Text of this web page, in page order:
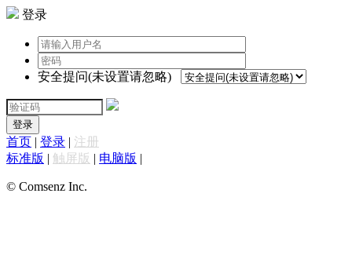
登录
安全提问(未设置请忽略)
登录
首页 | 登录 | 注册
标准版 | 触屏版 | 电脑版 |
© Comsenz Inc.